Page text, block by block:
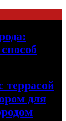
террасой
для